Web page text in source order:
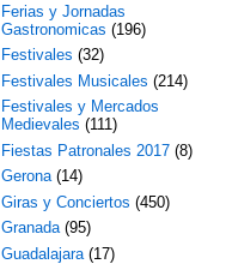
Ferias y Jornadas
Gastronomicas (196)
Festivales (32)
Festivales Musicales (214)
Festivales y Mercados
Medievales (111)
Fiestas Patronales 2017 (8)
Gerona (14)
Giras y Conciertos (450)
Granada (95)
Guadalajara (17)